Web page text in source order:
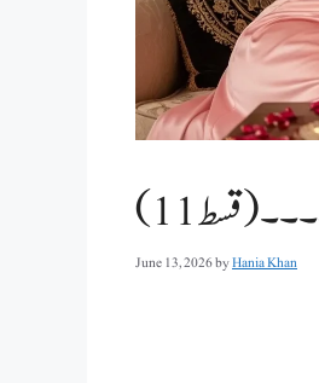
11)
June 13, 2026byHania Khan